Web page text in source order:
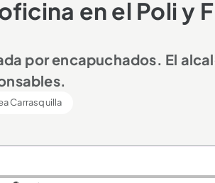
en el Poli y
por encapuchados. El
Carrasquilla